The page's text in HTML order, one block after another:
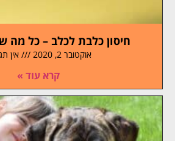
חיסון כלבת לכלב – כל מה
אוקטובר 2, 2020 אין
קרא עוד »